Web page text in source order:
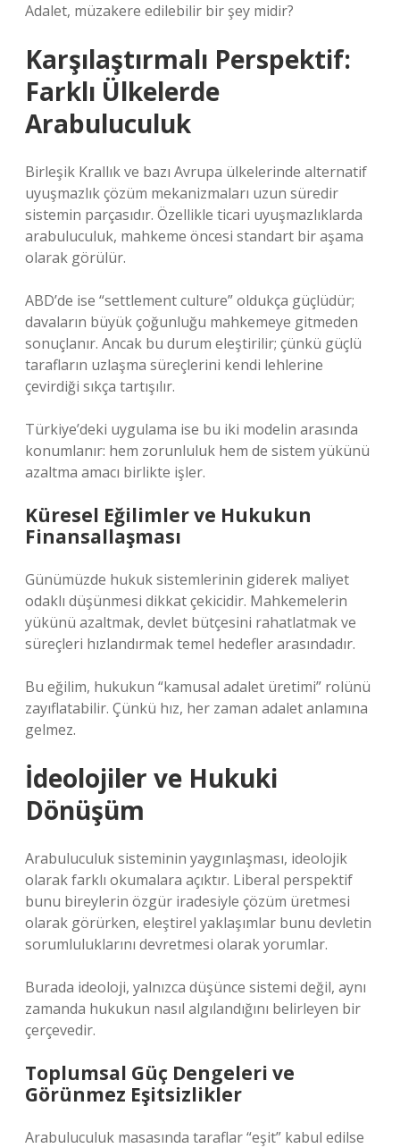
Adalet, müzakere edilebilir bir şey midir?
Karşılaştırmalı Perspektif:
Farklı Ülkelerde
Arabuluculuk
Birleşik Krallık ve bazı Avrupa ülkelerinde alternatif
uyuşmazlık çözüm mekanizmaları uzun süredir
sistemin parçasıdır. Özellikle ticari uyuşmazlıklarda
arabuluculuk, mahkeme öncesi standart bir aşama
olarak görülür.
ABD’de ise “settlement culture” oldukça güçlüdür;
davaların büyük çoğunluğu mahkemeye gitmeden
sonuçlanır. Ancak bu durum eleştirilir; çünkü güçlü
tarafların uzlaşma süreçlerini kendi lehlerine
çevirdiği sıkça tartışılır.
Türkiye’deki uygulama ise bu iki modelin arasında
konumlanır: hem zorunluluk hem de sistem yükünü
azaltma amacı birlikte işler.
Küresel Eğilimler ve Hukukun
Finansallaşması
Günümüzde hukuk sistemlerinin giderek maliyet
odaklı düşünmesi dikkat çekicidir. Mahkemelerin
yükünü azaltmak, devlet bütçesini rahatlatmak ve
süreçleri hızlandırmak temel hedefler arasındadır.
Bu eğilim, hukukun “kamusal adalet üretimi” rolünü
zayıflatabilir. Çünkü hız, her zaman adalet anlamına
gelmez.
İdeolojiler ve Hukuki
Dönüşüm
Arabuluculuk sisteminin yaygınlaşması, ideolojik
olarak farklı okumalara açıktır. Liberal perspektif
bunu bireylerin özgür iradesiyle çözüm üretmesi
olarak görürken, eleştirel yaklaşımlar bunu devletin
sorumluluklarını devretmesi olarak yorumlar.
Burada ideoloji, yalnızca düşünce sistemi değil, aynı
zamanda hukukun nasıl algılandığını belirleyen bir
çerçevedir.
Toplumsal Güç Dengeleri ve
Görünmez Eşitsizlikler
Arabuluculuk masasında taraflar “eşit” kabul edilse